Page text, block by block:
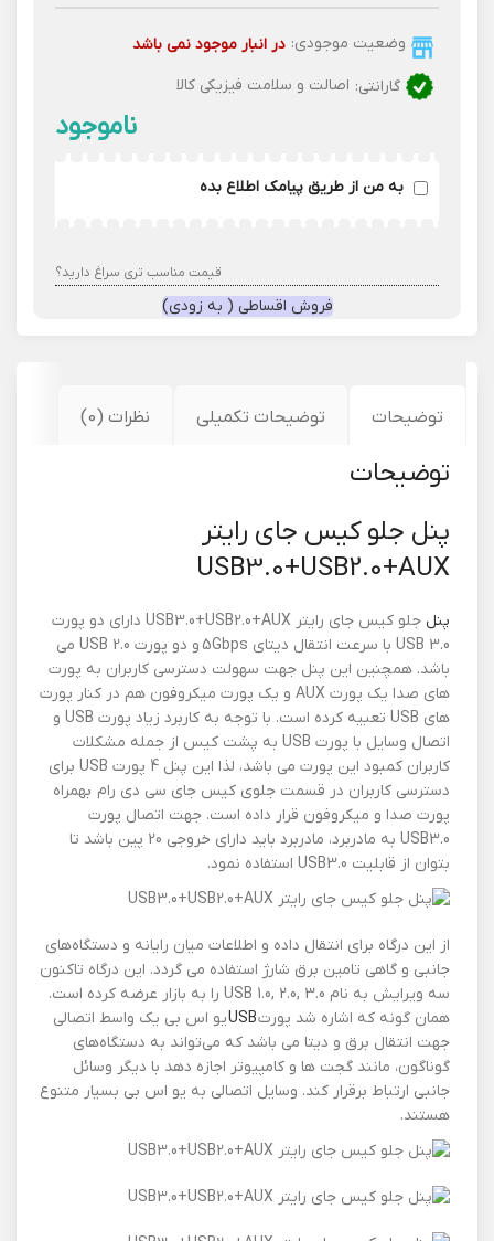
وضعیت موجودی: در انبار موجود نمی باشد
گارانتی: اصالت و سلامت فیزیکی کالا
به من از طریق پیامک اطلاع بده
قیمت مناسب تری سراغ دارید؟
فروش اقساطی ( به زودی)
توضیحات توضیحات تکمیلی نظرات (0)
توضیحات
پنل جلو کیس جای رایتر
USB3.0+USB2.0+AUX
پنل
جلو کیس جای رایتر USB3.0+USB2.0+AUX دارای دو پورت
USB 3.0 با سرعت انتقال دیتای 5Gbps و دو پورت USB 2.0 می
باشد. همچنین این پنل جهت سهولت دسترسی کاربران به پورت
های صدا یک پورت AUX و یک پورت میکروفون هم در کنار پورت
های USB تعبیه کرده است. با توجه به کاربرد زیاد پورت USB و
اتصال وسایل با پورت USB به پشت کیس از جمله مشکلات
کاربران کمبود این پورت می باشد، لذا این پنل 4 پورت USB برای
دسترسی کاربران در قسمت جلوی کیس جای سی دی رام بهمراه
پورت صدا و میکروفون قرار داده است. جهت اتصال پورت
USB3.0 به مادربرد، مادربرد باید دارای خروجی 20 پین باشد تا
بتوان از قابلیت USB3.0 استفاده نمود.
از این درگاه برای انتقال داده و اطلاعات میان رایانه و دستگاه‌های
جانبی و گاهی تامین برق شارژ استفاده می گردد. این درگاه تاکنون
سه ویرایش به نام USB 1.0, 2.0, 3.0 را به بازار عرضه کرده است.
همان‌ گونه که اشاره شد پورتUSBیو اس بی یک واسط اتصالی
جهت انتقال برق و دیتا می باشد که می‌تواند به دستگاه‌های
گوناگون، مانند گجت‌ ها و کامپیوتر اجازه دهد با دیگر وسائل
جانبی ارتباط برقرار کند. وسایل اتصالی به یو اس بی بسیار متنوع
هستند.